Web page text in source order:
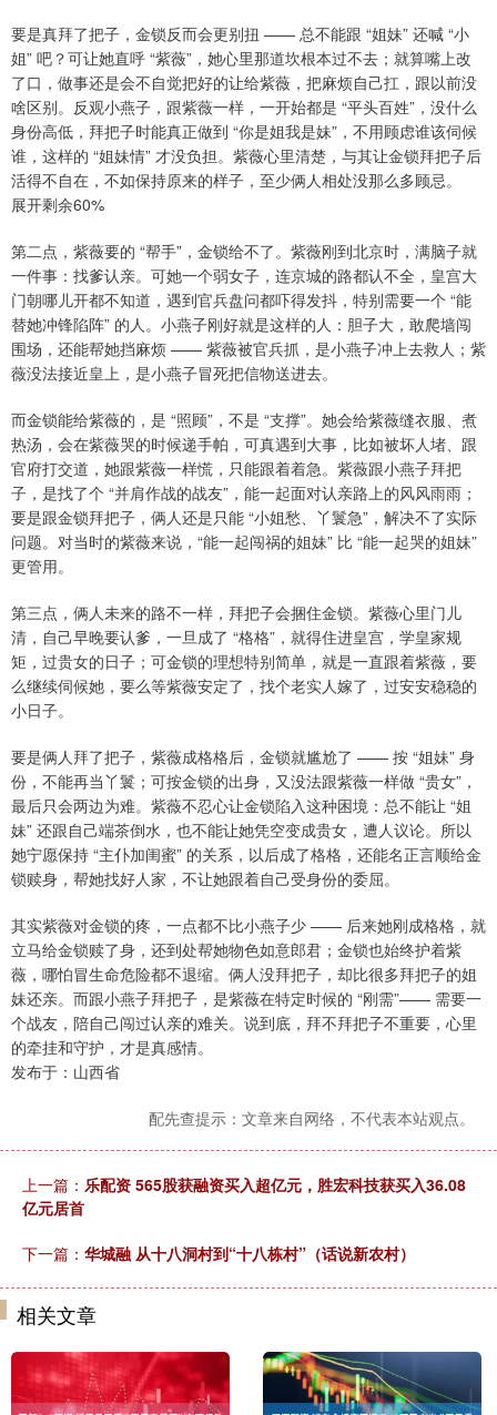
要是真拜了把子，金锁反而会更别扭 —— 总不能跟 “姐妹” 还喊 “小
姐” 吧？可让她直呼 “紫薇”，她心里那道坎根本过不去；就算嘴上改
了口，做事还是会不自觉把好的让给紫薇，把麻烦自己扛，跟以前没
啥区别。反观小燕子，跟紫薇一样，一开始都是 “平头百姓”，没什么
身份高低，拜把子时能真正做到 “你是姐我是妹”，不用顾虑谁该伺候
谁，这样的 “姐妹情” 才没负担。紫薇心里清楚，与其让金锁拜把子后
活得不自在，不如保持原来的样子，至少俩人相处没那么多顾忌。
展开剩余60%
第二点，紫薇要的 “帮手”，金锁给不了。紫薇刚到北京时，满脑子就
一件事：找爹认亲。可她一个弱女子，连京城的路都认不全，皇宫大
门朝哪儿开都不知道，遇到官兵盘问都吓得发抖，特别需要一个 “能
替她冲锋陷阵” 的人。小燕子刚好就是这样的人：胆子大，敢爬墙闯
围场，还能帮她挡麻烦 —— 紫薇被官兵抓，是小燕子冲上去救人；紫
薇没法接近皇上，是小燕子冒死把信物送进去。
而金锁能给紫薇的，是 “照顾”，不是 “支撑”。她会给紫薇缝衣服、煮
热汤，会在紫薇哭的时候递手帕，可真遇到大事，比如被坏人堵、跟
官府打交道，她跟紫薇一样慌，只能跟着着急。紫薇跟小燕子拜把
子，是找了个 “并肩作战的战友”，能一起面对认亲路上的风风雨雨；
要是跟金锁拜把子，俩人还是只能 “小姐愁、丫鬟急”，解决不了实际
问题。对当时的紫薇来说，“能一起闯祸的姐妹” 比 “能一起哭的姐妹”
更管用。
第三点，俩人未来的路不一样，拜把子会捆住金锁。紫薇心里门儿
清，自己早晚要认爹，一旦成了 “格格”，就得住进皇宫，学皇家规
矩，过贵女的日子；可金锁的理想特别简单，就是一直跟着紫薇，要
么继续伺候她，要么等紫薇安定了，找个老实人嫁了，过安安稳稳的
小日子。
要是俩人拜了把子，紫薇成格格后，金锁就尴尬了 —— 按 “姐妹” 身
份，不能再当丫鬟；可按金锁的出身，又没法跟紫薇一样做 “贵女”，
最后只会两边为难。紫薇不忍心让金锁陷入这种困境：总不能让 “姐
妹” 还跟自己端茶倒水，也不能让她凭空变成贵女，遭人议论。所以
她宁愿保持 “主仆加闺蜜” 的关系，以后成了格格，还能名正言顺给金
锁赎身，帮她找好人家，不让她跟着自己受身份的委屈。
其实紫薇对金锁的疼，一点都不比小燕子少 —— 后来她刚成格格，就
立马给金锁赎了身，还到处帮她物色如意郎君；金锁也始终护着紫
薇，哪怕冒生命危险都不退缩。俩人没拜把子，却比很多拜把子的姐
妹还亲。而跟小燕子拜把子，是紫薇在特定时候的 “刚需”—— 需要一
个战友，陪自己闯过认亲的难关。说到底，拜不拜把子不重要，心里
的牵挂和守护，才是真感情。
发布于：山西省
配先查提示：文章来自网络，不代表本站观点。
上一篇： 乐配资 565股获融资买入超亿元，胜宏科技获买入36.08
亿元居首
下一篇： 华城融 从十八洞村到“十八栋村”（话说新农村）
相关文章